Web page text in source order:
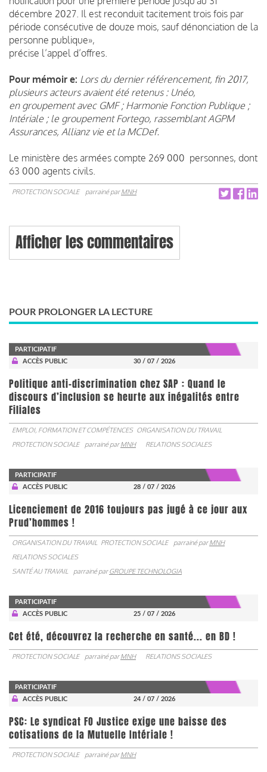
décembre 2027. Il est reconduit tacitement trois fois par
période consécutive de douze mois, sauf dénonciation de la
personne publique»,
précise l’appel d’offres.
Pour mémoir e: Lors du dernier référencement, fin 2017,
plusieurs acteurs avaient été retenus : Unéo,
en groupement avec GMF ; Harmonie Fonction Publique ;
Intériale ; le groupement Fortego, rassemblant AGPM
Assurances, Allianz vie et la MCDef.
Le ministère des armées compte 269 000 personnes, dont
63 000 agents civils.
PROTECTION SOCIALE parrainé parMNH
Afficher les commentaires
POUR PROLONGER LA LECTURE
PARTICIPATIF
ACCÈS PUBLIC
30 / 07 / 2026
Politique anti-discrimination chez SAP : Quand le
discours d’inclusion se heurte aux inégalités entre
Filiales
EMPLOI, FORMATION ET COMPÉTENCES ORGANISATION DU TRAVAIL
PROTECTION SOCIALE
parrainé parMNH RELATIONS SOCIALES
PARTICIPATIF
ACCÈS PUBLIC
28 / 07 / 2026
Licenciement de 2016 toujours pas jugé à ce jour aux
Prud’hommes !
ORGANISATION DU TRAVAIL PROTECTION SOCIALE parrainé parMNH
RELATIONS SOCIALES
SANTÉ AU TRAVAIL
parrainé parGROUPE TECHNOLOGIA
PARTICIPATIF
ACCÈS PUBLIC
25 / 07 / 2026
Cet été, découvrez la recherche en santé... en BD !
PROTECTION SOCIALE parrainé parMNH RELATIONS SOCIALES
PARTICIPATIF
ACCÈS PUBLIC
24 / 07 / 2026
PSC: Le syndicat FO Justice exige une baisse des
cotisations de la Mutuelle Intériale !
PROTECTION SOCIALE parrainé parMNH